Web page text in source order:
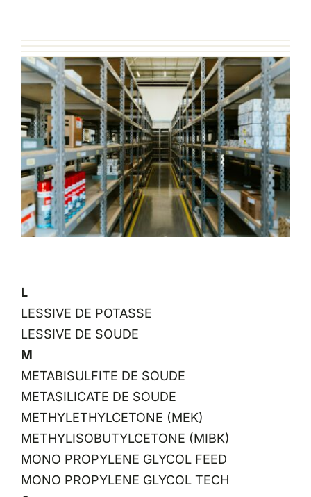
L
LESSIVE DE POTASSE
LESSIVE DE SOUDE
M
METABISULFITE DE SOUDE
METASILICATE DE SOUDE
METHYLETHYLCETONE (MEK)
METHYLISOBUTYLCETONE (MIBK)
MONO PROPYLENE GLYCOL FEED
MONO PROPYLENE GLYCOL TECH